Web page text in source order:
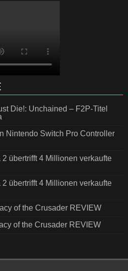
Die!: Unchained – F2P-Titel
Nintendo Switch Pro Controller
2 übertrifft 4 Millionen verkaufte
2 übertrifft 4 Millionen verkaufte
of the Crusader REVIEW
of the Crusader REVIEW